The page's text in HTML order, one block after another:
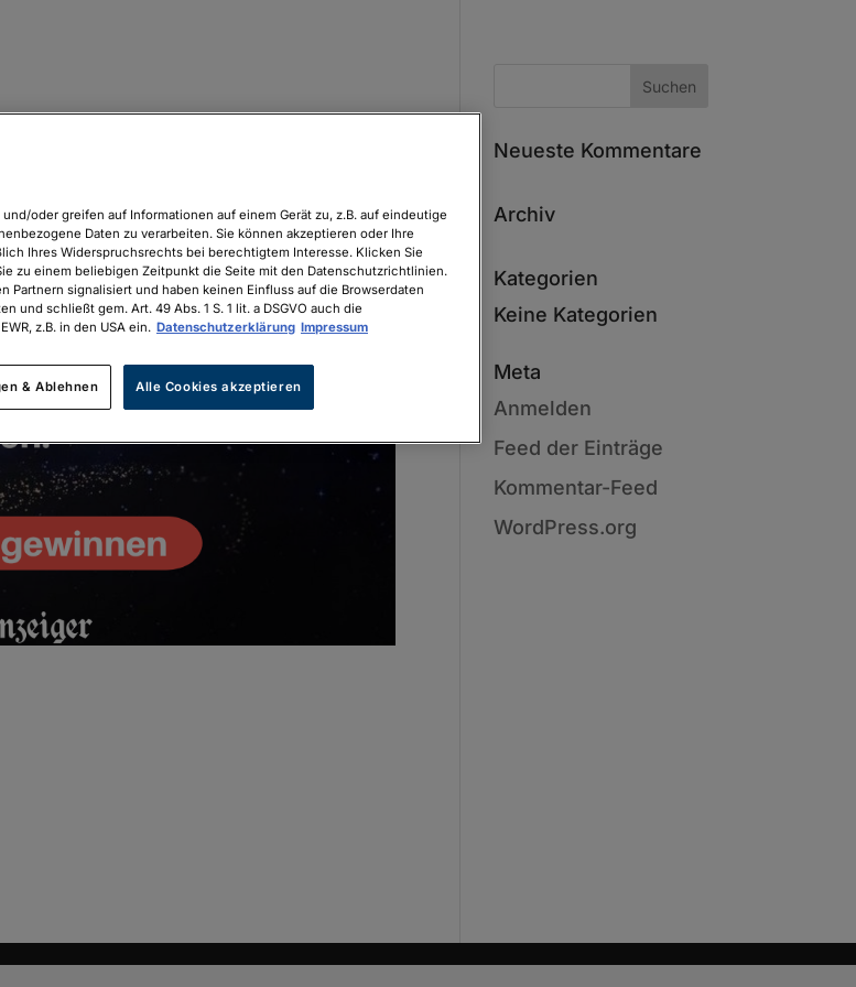
Neueste Kommentare
Archiv
Kategorien
Keine Kategorien
Meta
Anmelden
Feed der Einträge
Kommentar-Feed
WordPress.org
oder greifen auf Informationen auf einem Gerät zu, z.B. auf eindeutige
Daten zu verarbeiten. Sie können akzeptieren oder Ihre
Ihres Widerspruchsrechts bei berechtigtem Interesse. Klicken Sie
zu einem beliebigen Zeitpunkt die Seite mit den Datenschutzrichtlinien.
Partnern signalisiert und haben keinen Einfluss auf die Browserdaten
und schließt gem. Art. 49 Abs. 1 S. 1 lit. a DSGVO auch die
z.B. in den USA ein. Datenschutzerklärung Impressum
& Ablehnen Alle Cookies akzeptieren